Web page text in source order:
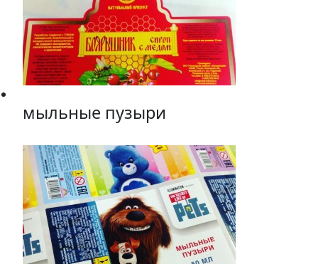
мыльные пузыри